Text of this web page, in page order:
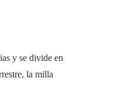
y se divide en
la milla